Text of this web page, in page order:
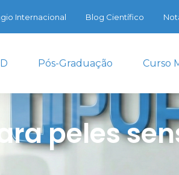
Internacional Blog Científico
Pós-Graduação Curso
peles